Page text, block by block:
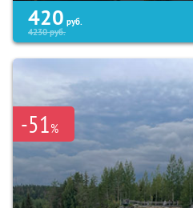
420 руб.
4230руб.
-51%